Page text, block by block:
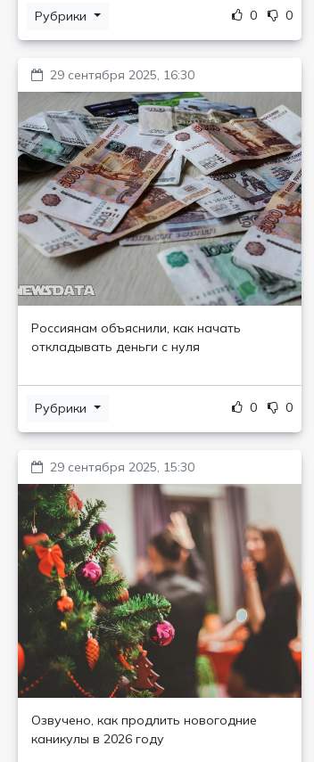
Рубрики 0 0
29 сентября 2025, 16:30
Россиянам объяснили, как начать
откладывать деньги с нуля
Рубрики 0 0
29 сентября 2025, 15:30
Озвучено, как продлить новогодние
каникулы в 2026 году